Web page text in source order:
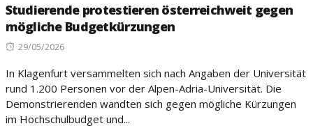
Studierende protestieren österreichweit gegen
mögliche Budgetkürzungen
Posted
29/05/2026
In Klagenfurt versammelten sich nach Angaben der Universität
rund 1.200 Personen vor der Alpen-Adria-Universität. Die
Demonstrierenden wandten sich gegen mögliche Kürzungen
im Hochschulbudget und...